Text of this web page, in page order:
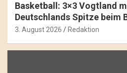
Basketball: 3×3 Vogtland
Deutschlands Spitze beim
3. August 2026 Redaktion